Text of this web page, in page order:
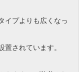
イプよりも広くなっ
置されています。